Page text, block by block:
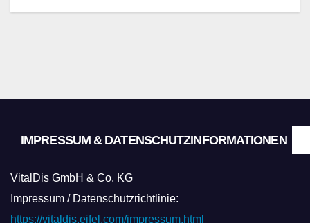
IMPRESSUM & DATENSCHUTZINFORMATIONEN
VitalDis GmbH & Co. KG
Impressum / Datenschutzrichtlinie:
https://vitaldis.eifel.com/impressum.html